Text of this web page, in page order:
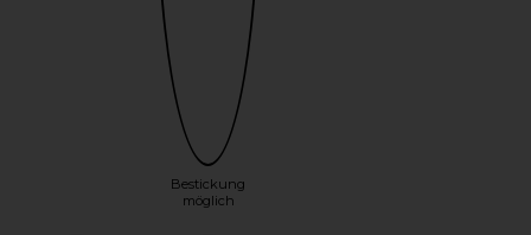
Bestickung
möglich